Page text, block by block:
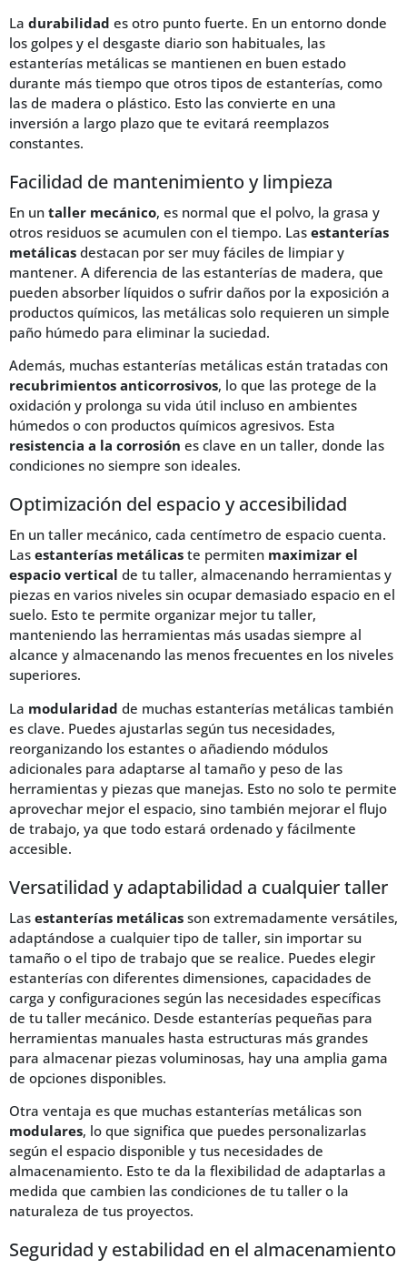
La durabilidad es otro punto fuerte. En un entorno donde
los golpes y el desgaste diario son habituales, las
estanterías metálicas se mantienen en buen estado
durante más tiempo que otros tipos de estanterías, como
las de madera o plástico. Esto las convierte en una
inversión a largo plazo que te evitará reemplazos
constantes.
Facilidad de mantenimiento y limpieza
En un taller mecánico, es normal que el polvo, la grasa y
otros residuos se acumulen con el tiempo. Las estanterías
metálicas destacan por ser muy fáciles de limpiar y
mantener. A diferencia de las estanterías de madera, que
pueden absorber líquidos o sufrir daños por la exposición a
productos químicos, las metálicas solo requieren un simple
paño húmedo para eliminar la suciedad.
Además, muchas estanterías metálicas están tratadas con
recubrimientos anticorrosivos, lo que las protege de la
oxidación y prolonga su vida útil incluso en ambientes
húmedos o con productos químicos agresivos. Esta
resistencia a la corrosión es clave en un taller, donde las
condiciones no siempre son ideales.
Optimización del espacio y accesibilidad
En un taller mecánico, cada centímetro de espacio cuenta.
Las estanterías metálicas te permiten maximizar el
espacio vertical de tu taller, almacenando herramientas y
piezas en varios niveles sin ocupar demasiado espacio en el
suelo. Esto te permite organizar mejor tu taller,
manteniendo las herramientas más usadas siempre al
alcance y almacenando las menos frecuentes en los niveles
superiores.
La modularidad de muchas estanterías metálicas también
es clave. Puedes ajustarlas según tus necesidades,
reorganizando los estantes o añadiendo módulos
adicionales para adaptarse al tamaño y peso de las
herramientas y piezas que manejas. Esto no solo te permite
aprovechar mejor el espacio, sino también mejorar el flujo
de trabajo, ya que todo estará ordenado y fácilmente
accesible.
Versatilidad y adaptabilidad a cualquier taller
Las estanterías metálicas son extremadamente versátiles,
adaptándose a cualquier tipo de taller, sin importar su
tamaño o el tipo de trabajo que se realice. Puedes elegir
estanterías con diferentes dimensiones, capacidades de
carga y configuraciones según las necesidades específicas
de tu taller mecánico. Desde estanterías pequeñas para
herramientas manuales hasta estructuras más grandes
para almacenar piezas voluminosas, hay una amplia gama
de opciones disponibles.
Otra ventaja es que muchas estanterías metálicas son
modulares, lo que significa que puedes personalizarlas
según el espacio disponible y tus necesidades de
almacenamiento. Esto te da la flexibilidad de adaptarlas a
medida que cambien las condiciones de tu taller o la
naturaleza de tus proyectos.
Seguridad y estabilidad en el almacenamiento